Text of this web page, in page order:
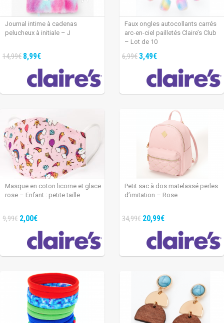
Journal intime à cadenas
pelucheux à initiale – J
14,99€ 8,99€
Faux ongles autocollants carrés
arc-en-ciel pailletés Claire’s Club
– Lot de 10
6,99€3,49€
Masque en coton licorne et glace
rose – Enfant : petite taille
9,99€ 2,00€
Petit sac à dos matelassé perles
d’imitation – Rose
34,99€ 20,99€